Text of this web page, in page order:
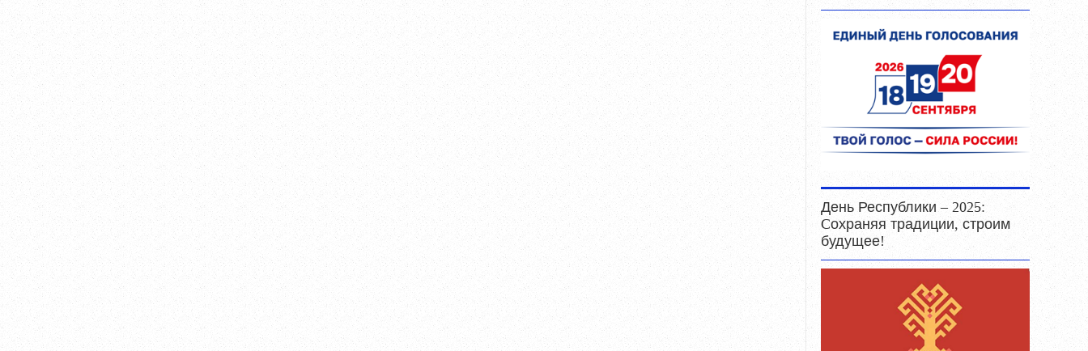
День Республики – 2025:
Cохраняя традиции, строим
будущее!